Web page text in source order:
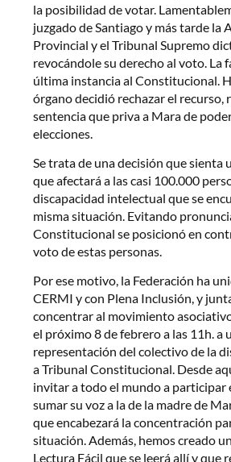
la posibilidad de votar.
juzgado de Santiago y más tarde la
Provincial y el Tribunal Supremo
revocándole su derecho al voto. La
última instancia al Constitucional.
órgano decidió rechazar el recurso,
sentencia que priva a Mara de
elecciones.
Se trata de una decisión que sienta
que afectará a las casi 100.000
discapacidad intelectual que se
misma situación. Evitando
Constitucional se posicionó en
voto de estas personas.
Por ese motivo, la Federación ha
CERMI y con Plena Inclusión, y
concentrar al movimiento
el próximo 8 de febrero a las 11h. a
representación del colectivo de la
a Tribunal Constitucional. Desde
invitar a todo el mundo a participar
sumar su voz a la de la madre de
que encabezará la concentración
situación. Además, hemos creado
Lectura Fácil que se leerá allí y que